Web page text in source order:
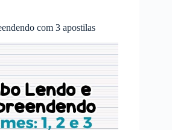
com 3 apostilas